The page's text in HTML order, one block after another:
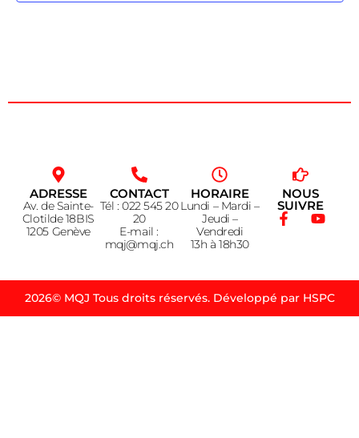
ADRESSE
Av. de Sainte-
Clotilde 18BIS
1205 Genève
CONTACT
Tél : 022 545 20
20
E-mail :
mqj@mqj.ch
HORAIRE
Lundi – Mardi –
Jeudi –
Vendredi
13h à 18h30
NOUS
SUIVRE
2026© MQJ Tous droits réservés. Développé par HSPC